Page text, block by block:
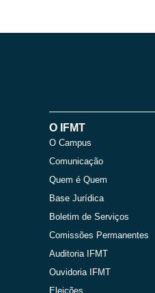
O IFMT
O Campus
Comunicação
Quem é Quem
Base Jurídica
Boletim de Serviços
Comissões Permanentes
Auditoria IFMT
Ouvidoria IFMT
Eleições